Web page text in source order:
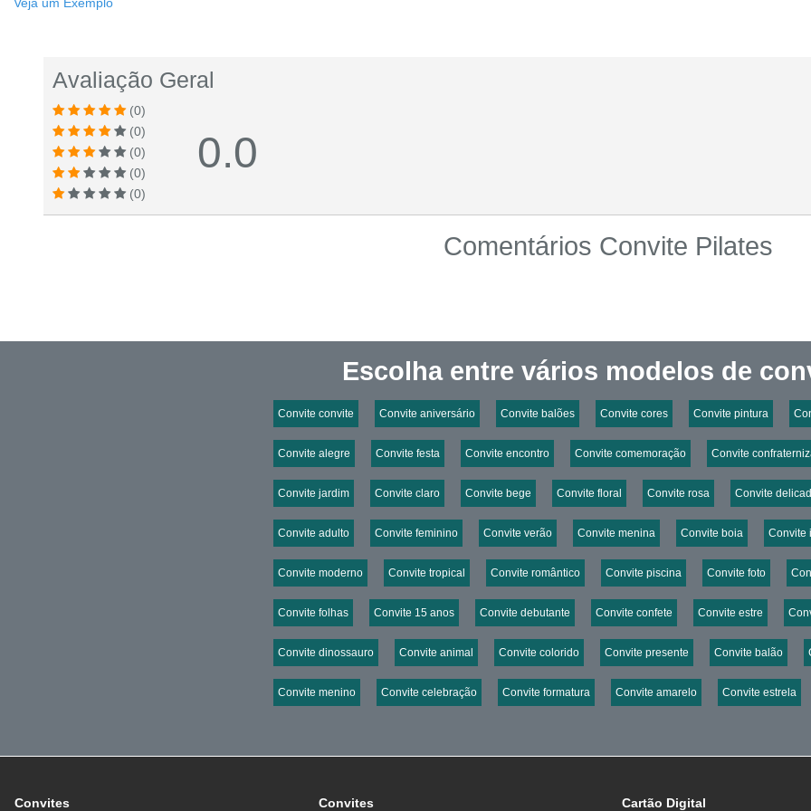
Avaliação Geral
(0)
(0)
(0)
(0)
(0)
0.0
Comentários Convite Pilates
Escolha entre vários modelos de
Convite convite Convite aniversário Convite balões Convite cores Convite pintura
Convite alegre Convite festa Convite encontro Convite comemoração Convite
Convite jardim Convite claro Convite bege Convite floral Convite rosa Convite
Convite adulto Convite feminino Convite verão Convite menina Convite boia Convite
Convite moderno Convite tropical Convite romântico Convite piscina Convite foto
Convite folhas Convite 15 anos Convite debutante Convite confete Convite estre
Convite dinossauro Convite animal Convite colorido Convite presente Convite balão
Convite menino Convite celebração Convite formatura Convite amarelo Convite estrela
Convites Convites Cartão Digital